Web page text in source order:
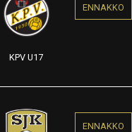
KPV U17
ENNAKKO
ENNAKKO